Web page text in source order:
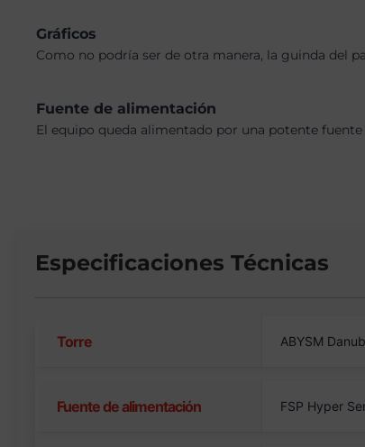
Gráficos
Como no podría ser de otra manera, la guinda del
Fuente de alimentación
El equipo queda alimentado por una potente
Especificaciones Técnicas
Torre ABYSM
Fuente de alimentación FSP Hyper